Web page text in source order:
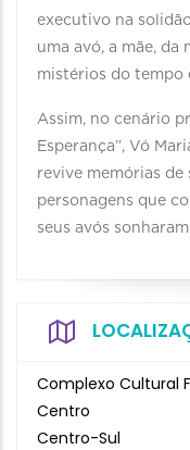
executivo na
uma avó, a mãe, da
mistérios do tempo
Assim, no cenário
Esperança”, Vó
revive memórias de
personagens que
seus avós
Complexo Cultural
Centro
Centro-Sul